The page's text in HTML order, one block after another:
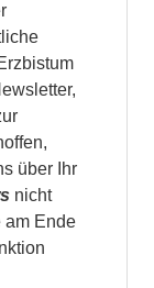
über Ihr
nicht
am Ende